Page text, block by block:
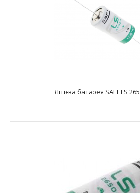
Літієва батарея SAFT LS
text_zero
Батарея літієва SAFT LS 17330 CNA 2/
Літієва батарея SAFT LS